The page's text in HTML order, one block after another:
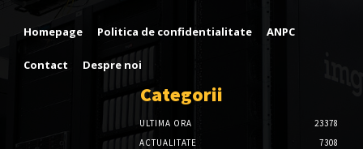
Homepage Politica de confidentialitate ANPC
Contact Despre noi
Categorii
ULTIMA ORA
23378
ACTUALITATE
7308